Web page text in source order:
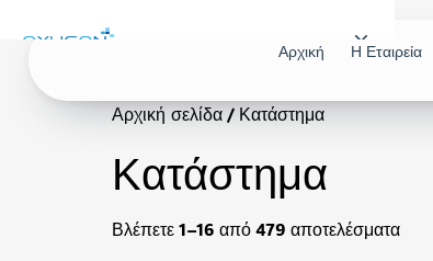
Αρχική Η Εταιρεία
Αρχική
Αρχική σελίδα / Κατάστημα
Κατάστημα
Βλέπετε 1–16 από 479 αποτελέσματα